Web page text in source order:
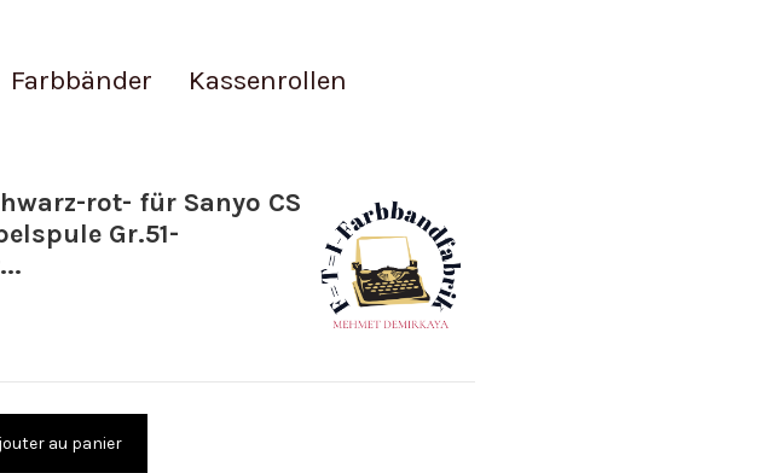
Farbbänder Kassenrollen
rot- für Sanyo CS
Gr.51-
au panier